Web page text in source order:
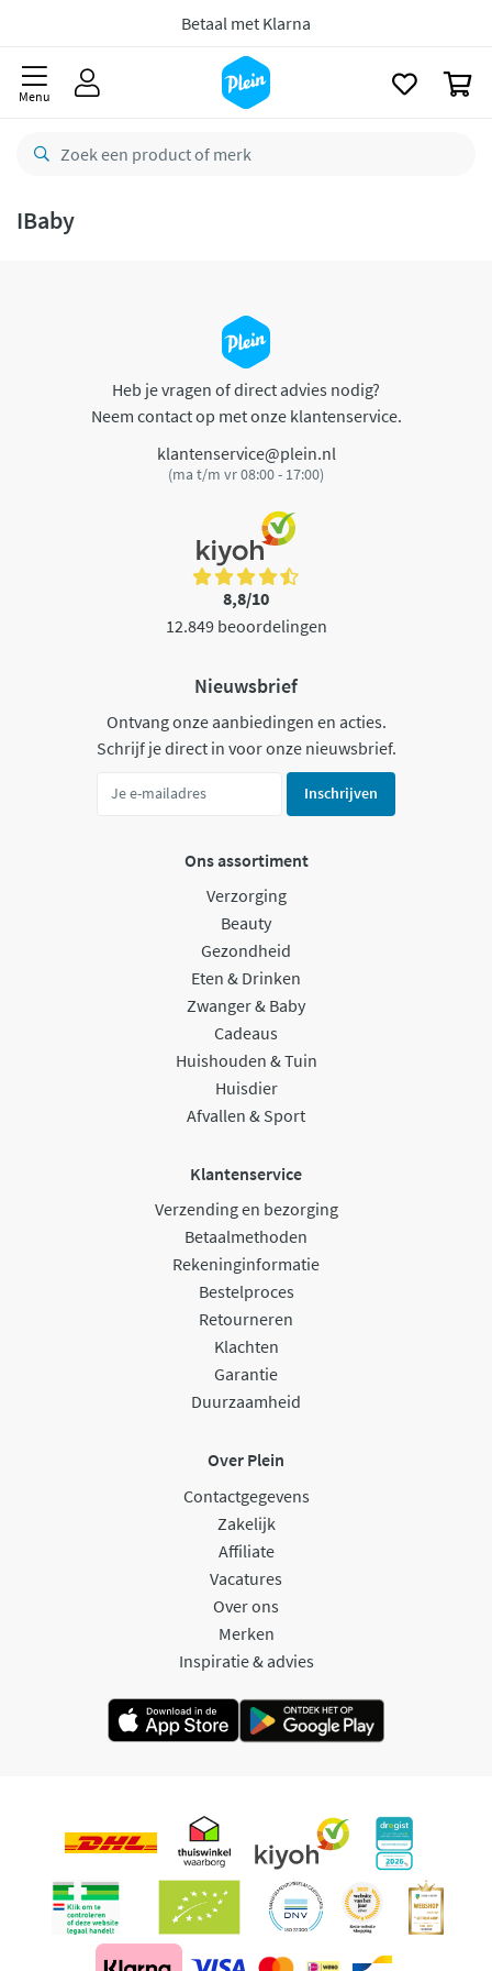
Betaal met Klarna
Menu
IBaby
Heb je vragen of direct advies nodig?
Neem contact op met onze klantenservice.
klantenservice@plein.nl
(ma t/m vr 08:00 - 17:00)
8,8/10
12.849 beoordelingen
Nieuwsbrief
Ontvang onze aanbiedingen en acties.
Schrijf je direct in voor onze nieuwsbrief.
Inschrijven
Ons assortiment
Verzorging
Beauty
Gezondheid
Eten & Drinken
Zwanger & Baby
Cadeaus
Huishouden & Tuin
Huisdier
Afvallen & Sport
Klantenservice
Verzending en bezorging
Betaalmethoden
Rekeninginformatie
Bestelproces
Retourneren
Klachten
Garantie
Duurzaamheid
Over Plein
Contactgegevens
Zakelijk
Affiliate
Vacatures
Over ons
Merken
Inspiratie & advies